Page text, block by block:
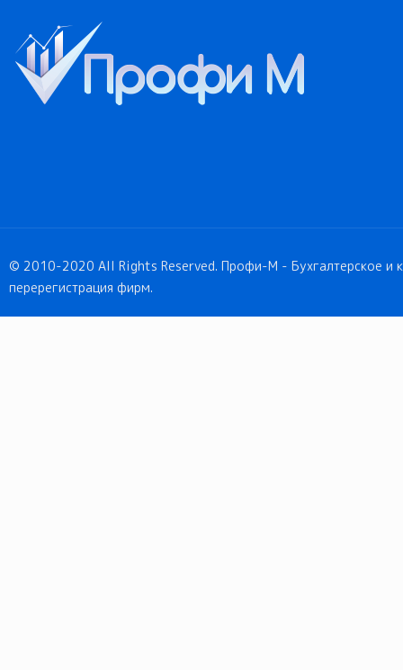
© 2010-2020 All Rights Reserved. Профи-М - Бухгалтерское и
перерегистрация фирм.